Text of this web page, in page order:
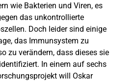
wie Bakterien und Viren, es
das unkontrollierte
Doch leider sind einige
das Immunsystem zu
zu verändern, dass dieses sie
In einem auf sechs
will Oskar